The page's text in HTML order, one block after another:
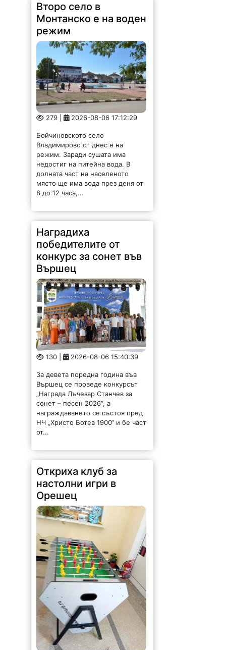
Второ село в
Монтанско е на воден
режим
279 | 2026-08-06 17:12:29
Бойчиновското село
Владимирово от днес е на
режим. Заради сушата има
недостиг на питейна вода. В
долната част на населеното
място ще има вода през деня от
8 до 12 часа,...
Наградиха
победителите от
конкурс за сонет във
Вършец
130 | 2026-08-06 15:40:39
За девета поредна година във
Вършец се проведе конкурсът
„Награда Лъчезар Станчев за
сонет – песен 2026“, а
награждаването се състоя пред
НЧ „Христо Ботев 1900“ и бе част
от...
Откриха клуб за
настолни игри в
Орешец